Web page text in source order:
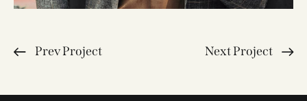
Prev Project Next Project